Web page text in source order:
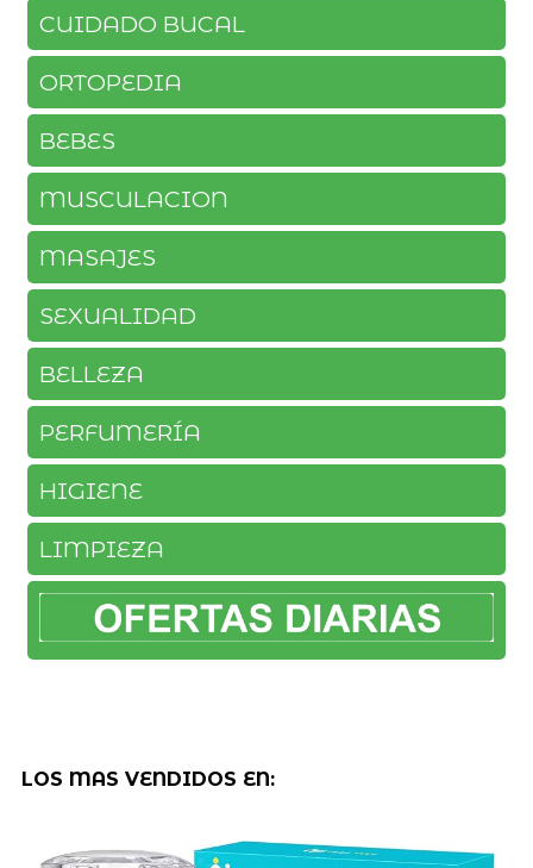
CUIDADO BUCAL
ORTOPEDIA
BEBES
MUSCULACION
MASAJES
SEXUALIDAD
BELLEZA
PERFUMERÍA
HIGIENE
LIMPIEZA
LOS MAS VENDIDOS EN: